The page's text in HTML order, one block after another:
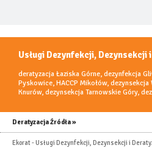
Usługi Dezynfekcji,
deratyzacja Łaziska Górne, dezynfekcja
Pyskowice, HACCP Mikołów, dezynsekcja
Knurów, dezynsekcja Tarnowskie Góry,
Deratyzacja Źródła »
Ekorat - Usługi Dezynfekcji, Dezynsekcji i